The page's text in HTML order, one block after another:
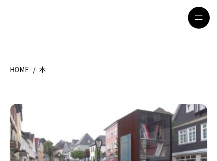
HOME
留学＆キャリア
ライフスタイル
HOME / 本